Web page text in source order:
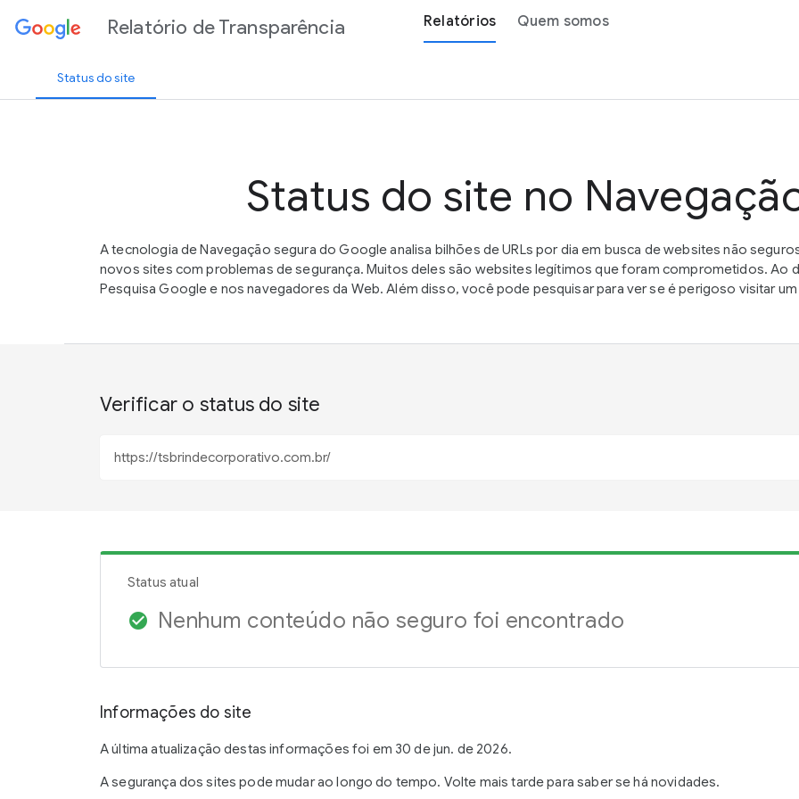
Relatório de Transparência Relatórios Quem somos
Status do site
Status do site no
A tecnologia de Navegação segura do Google analisa bilhões de URLs por dia em busca de websites não
novos sites com problemas de segurança. Muitos deles são websites legítimos que foram comprometidos. Ao
Pesquisa Google e nos navegadores da Web. Além disso, você pode pesquisar para ver se é perigoso visitar
Verificar o status do site
Status atual
check_circle Nenhum conteúdo não seguro foi encontrado
Informações do site
A última atualização destas informações foi em 30 de jun. de 2026.
A segurança dos sites pode mudar ao longo do tempo. Volte mais tarde para saber se há novidades.